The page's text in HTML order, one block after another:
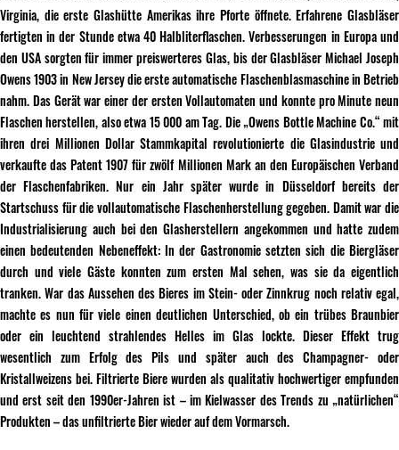
Virginia, die erste Glashütte Amerikas ihre Pforte öffnete. Erfahrene Glasbläser
fertigten in der Stunde etwa 40 Halbliterflaschen. Verbesserungen in Europa und
den USA sorgten für immer preiswerteres Glas, bis der Glasbläser Michael Joseph
Owens 1903 in New Jersey die erste automatische Flaschenblasmaschine in Betrieb
nahm. Das Gerät war einer der ersten Vollautomaten und konnte pro Minute neun
Flaschen herstellen, also etwa 15 000 am Tag. Die „Owens Bottle Machine Co.“ mit
ihren drei Millionen Dollar Stammkapital revolutionierte die Glasindustrie und
verkaufte das Patent 1907 für zwölf Millionen Mark an den Europäischen Verband
der Flaschenfabriken. Nur ein Jahr später wurde in Düsseldorf bereits der
Startschuss für die vollautomatische Flaschenherstellung gegeben. Damit war die
Industrialisierung auch bei den Glasherstellern angekommen und hatte zudem
einen bedeutenden Nebeneffekt: In der Gastronomie setzten sich die Biergläser
durch und viele Gäste konnten zum ersten Mal sehen, was sie da eigentlich
tranken. War das Aussehen des Bieres im Stein- oder Zinnkrug noch relativ egal,
machte es nun für viele einen deutlichen Unterschied, ob ein trübes Braunbier
oder ein leuchtend strahlendes Helles im Glas lockte. Dieser Effekt trug
wesentlich zum Erfolg des Pils und später auch des Champagner- oder
Kristallweizens bei. Filtrierte Biere wurden als qualitativ hochwertiger empfunden
und erst seit den 1990er-Jahren ist – im Kielwasser des Trends zu „natürlichen“
Produkten – das unfiltrierte Bier wieder auf dem Vormarsch.